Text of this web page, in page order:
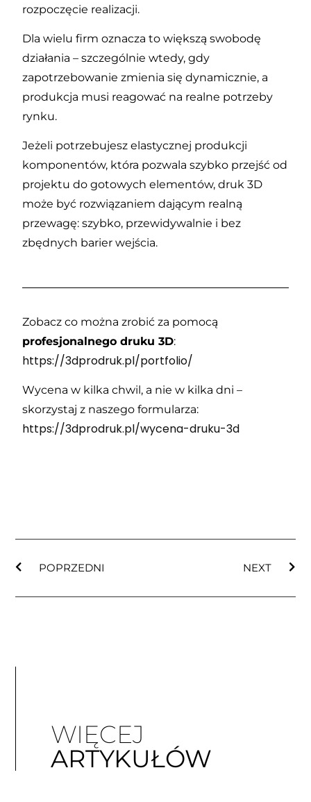
rozpoczęcie realizacji.
Dla wielu firm oznacza to większą swobodę
działania – szczególnie wtedy, gdy
zapotrzebowanie zmienia się dynamicznie, a
produkcja musi reagować na realne potrzeby
rynku.
Jeżeli potrzebujesz elastycznej produkcji
komponentów, która pozwala szybko przejść od
projektu do gotowych elementów, druk 3D
może być rozwiązaniem dającym realną
przewagę: szybko, przewidywalnie i bez
zbędnych barier wejścia.
Zobacz co można zrobić za pomocą
profesjonalnego druku 3D:
https://3dprodruk.pl/portfolio/
Wycena w kilka chwil, a nie w kilka dni –
skorzystaj z naszego formularza:
https://3dprodruk.pl/wycena-druku-3d
POPRZEDNI NEXT
WIĘCEJ
ARTYKUŁÓW